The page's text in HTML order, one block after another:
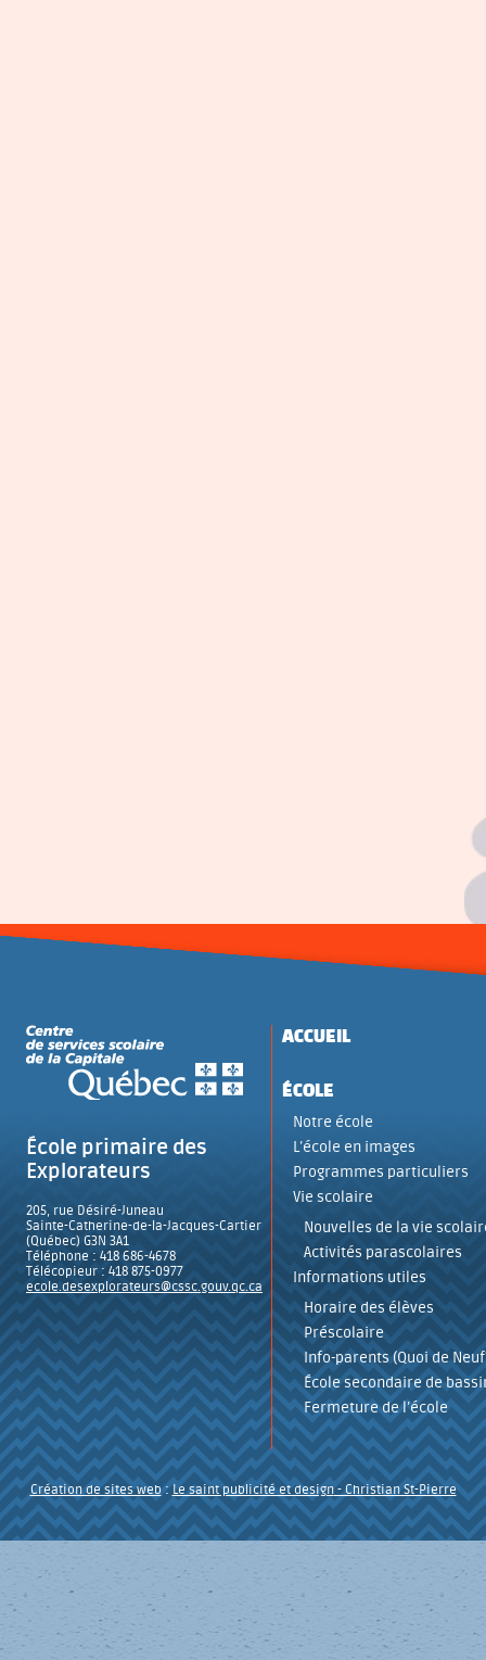
École primaire des
Explorateurs
205, rue Désiré-Juneau
Sainte-Catherine-de-la-Jacques-Cartier
(Québec) G3N 3A1
Téléphone : 418 686-4678
Télécopieur : 418 875-0977
ecole.desexplorateurs@cssc.gouv.qc.ca
ACCUEIL
ÉCOLE
Notre école
L’école en images
Programmes particuliers
Vie scolaire
Nouvelles de la vie
Activités parascolaires
Informations utiles
Horaire des élèves
Préscolaire
Info-parents (Quoi de
École secondaire de
Fermeture de l’école
Création de sites web:Le saint publicité et design- Christian St-Pierre